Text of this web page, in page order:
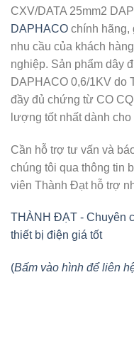
CXV/DATA 25mm2
DAPHACO chính hãng,
nhu cầu của khách
nghiệp. Sản phẩm dây
DAPHACO 0,6/1KV do
đầy đủ chứng từ CO
lượng tốt nhất dành
Cần hỗ trợ tư vấn và
chúng tôi qua thông tin
viên Thành Đạt hỗ trợ
THÀNH ĐẠT - Chuyên
thiết bị điện giá tốt
(Bấm vào hình để liên